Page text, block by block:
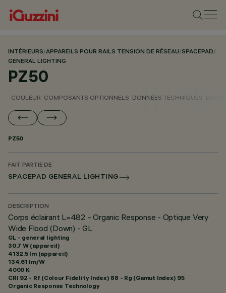
INTÉRIEURS/APPAREILS POUR RAILS TENSION DE RÉSEAU/SPACEPAD/
GENERAL LIGHTING
PZ50
COULEUR COMPOSANTS OPTIONNELS DONNÉES TECHNIQUES
PZ50
FAIT PARTIE DE
SPACEPAD GENERAL LIGHTING
DESCRIPTION
Corps éclairant L=482 - Organic Response - Optique Very
Wide Flood (Down) - GL
GL - general lighting
30.7 W (appareil)
4132.5 lm (appareil)
134.61 lm/W
4000 K
CRI 92 - Rf (Colour Fidelity Index) 88 - Rg (Gamut Index) 95
Organic Response Technology